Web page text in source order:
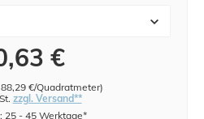
€
88,29 €/Quadratmeter)
zzgl. Versand**
25 - 45 Werktage*